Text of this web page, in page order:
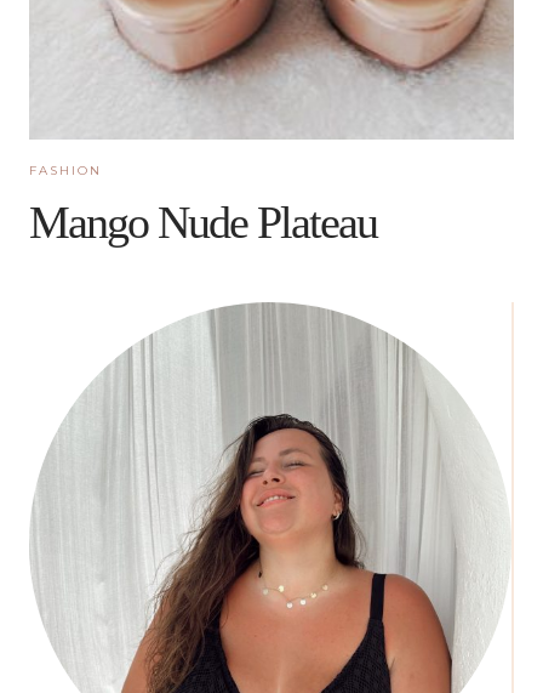
FASHION
Mango Nude Plateau